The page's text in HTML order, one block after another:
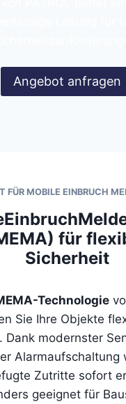
Angebot anfragen
FÜR MOBILE EINBRUCH
für
Sicherheit
Technologie
Sie Ihre Objekte
Dank modernster
Alarmaufschaltung
Zutritte sofort
geeignet für